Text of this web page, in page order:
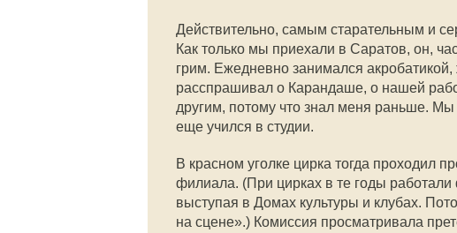
Действительно, самым старательным и
Как только мы приехали в Саратов, он,
грим. Ежедневно занимался
расспрашивал о Карандаше, о нашей
другим, потому что знал меня раньше. Мы
еще учился в студии.
В красном уголке цирка тогда проходил
филиала. (При цирках в те годы
выступая в Домах культуры и клубах.
на сцене».) Комиссия просматривала